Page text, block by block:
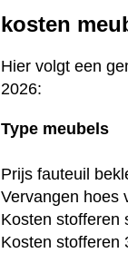
kosten
Hier volgt een
2026:
Type meubels
Prijs fauteuil
Vervangen hoes
Kosten stofferen
Kosten stofferen